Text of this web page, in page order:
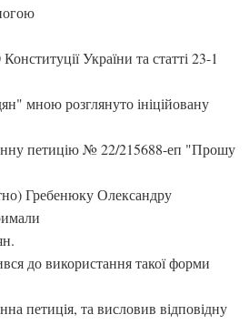
України та статті 23-1
мною розглянуто ініційовану
петицію № 22/215688-еп "Прошу
Гребенюку Олександру
до використання такої форми
петиція, та висловив відповідну